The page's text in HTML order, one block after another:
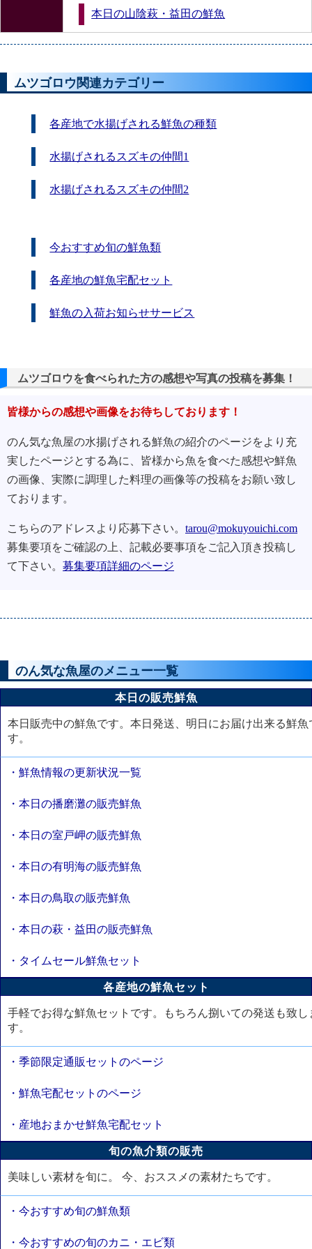
本日の山陰萩・益田の鮮魚
ムツゴロウ関連カテゴリー
各産地で水揚げされる鮮魚の種類
水揚げされるスズキの仲間1
水揚げされるスズキの仲間2
今おすすめ旬の鮮魚類
各産地の鮮魚宅配セット
鮮魚の入荷お知らせサービス
ムツゴロウを食べられた方の感想や写真の投稿を募集！
皆様からの感想や画像をお待ちしております！
のん気な魚屋の水揚げされる鮮魚の紹介のページをより充
実したページとする為に、皆様から魚を食べた感想や鮮魚
の画像、実際に調理した料理の画像等の投稿をお願い致し
ております。
こちらのアドレスより応募下さい。 tarou@mokuyouichi.com
募集要項をご確認の上、記載必要事項をご記入頂き投稿し
て下さい。 募集要項詳細のページ
のん気な魚屋のメニュー一覧
本日の販売鮮魚
本日販売中の鮮魚です。本日発送、明日にお届け出来る鮮魚
す。
・鮮魚情報の更新状況一覧
・本日の播磨灘の販売鮮魚
・本日の室戸岬の販売鮮魚
・本日の有明海の販売鮮魚
・本日の鳥取の販売鮮魚
・本日の萩・益田の販売鮮魚
・タイムセール鮮魚セット
各産地の鮮魚セット
手軽でお得な鮮魚セットです。もちろん捌いての発送も致し
す。
・季節限定通販セットのページ
・鮮魚宅配セットのページ
・産地おまかせ鮮魚宅配セット
旬の魚介類の販売
美味しい素材を旬に。 今、おススメの素材たちです。
・今おすすめ旬の鮮魚類
・今おすすめの旬のカニ・エビ類